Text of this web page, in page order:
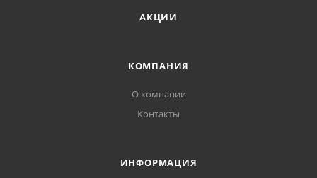
АКЦИИ
КОМПАНИЯ
О компании
Контакты
ИНФОРМАЦИЯ